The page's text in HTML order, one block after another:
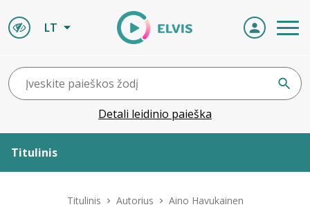
LT
Detali leidinio paieška
Titulinis
Titulinis Autorius Aino Havukainen